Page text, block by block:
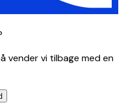
vender vi tilbage med en